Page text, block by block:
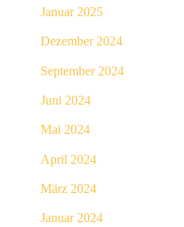
Januar 2025
Dezember 2024
September 2024
Juni 2024
Mai 2024
April 2024
März 2024
Januar 2024